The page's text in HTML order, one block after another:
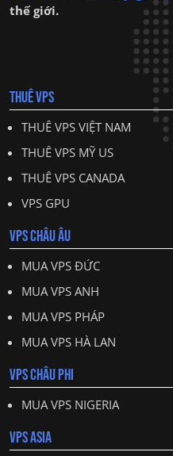
thế giới.
THUÊ VPS
THUÊ VPS VIỆT NAM
THUÊ VPS MỸ US
THUÊ VPS CANADA
VPS GPU
VPS CHÂU ÂU
MUA VPS ĐỨC
MUA VPS ANH
MUA VPS PHÁP
MUA VPS HÀ LAN
VPS CHÂU PHI
MUA VPS NIGERIA
VPS ASIA